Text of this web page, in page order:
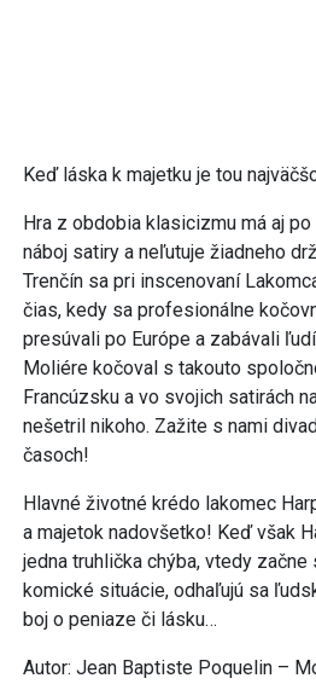
Keď láska k majetku je tou
Hra z obdobia klasicizmu má aj
náboj satiry a neľutuje žiadneho
Trenčín sa pri inscenovaní
čias, kedy sa profesionálne
presúvali po Európe a zabávali
Moliére kočoval s takouto
Francúzsku a vo svojich satirách
nešetril nikoho. Zažite s nami
časoch!
Hlavné životné krédo lakomec
a majetok nadovšetko! Keď však
jedna truhlička chýba, vtedy
komické situácie, odhaľujú sa
boj o peniaze či lásku…
Autor: Jean Baptiste Poquelin –